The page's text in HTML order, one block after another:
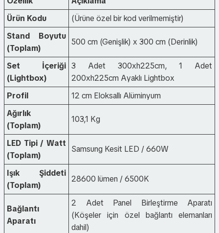
Ürün Kodu
(Ürüne özel bir kod verilmemiştir)
Stand Boyutu
(Toplam)
500 cm (Genişlik) x 300 cm (Derinlik)
Set İçeriği
(Lightbox)
3 Adet 300xh225cm, 1 Adet
200xh225cm Ayaklı Lightbox
Profil
12 cm Eloksallı Alüminyum
Ağırlık
(Toplam)
103,1 Kg
LED Tipi / Watt
(Toplam)
Samsung Kesit LED / 660W
Işık Şiddeti
(Toplam)
28600 lümen / 6500K
Bağlantı
Aparatı
2 Adet Panel Birleştirme Aparatı
(Köşeler için özel bağlantı elemanları
dahil)